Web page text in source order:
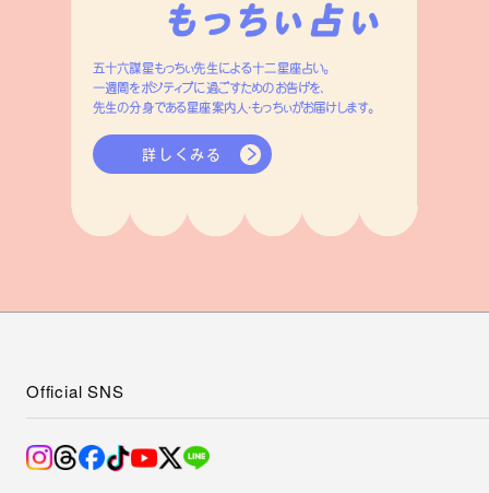
五十六謀星もっちぃ先生による十二星座占い。
一週間をポジティブに過ごすためのお告げを、
先生の分身である星座案内人・もっちぃがお届けします。
詳しくみる
Official SNS